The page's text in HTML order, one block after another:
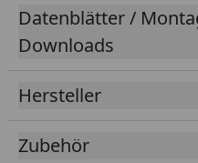
enthalten, für die
Fernbedienung separat
5,5 mm starke Stäbe,
Datenblätter /
Downloads
Hersteller
Zubehör